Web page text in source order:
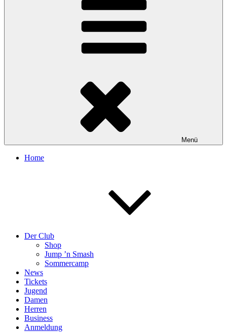
Menü
Home
Der Club
Shop
Jump ’n Smash
Sommercamp
News
Tickets
Jugend
Damen
Herren
Business
Anmeldung